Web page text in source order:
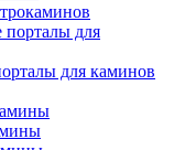
порталы для
для каминов